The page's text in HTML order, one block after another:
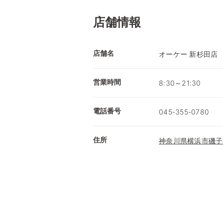
店舗情報
店舗名 オーケー 新杉田店
営業時間 8:30～21:30
電話番号 045-355-0780
住所 神奈川県横浜市磯